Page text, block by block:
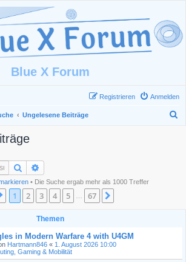
Blue X Forum
Anmelden
Registrieren
Ungelesene Beiträge
Suche
• Die Suche ergab mehr als 1000 Treffer
Seite 1von 67
1 2 3 4 5 67
Themen
in Modern Warfare 4 with U4GM
Hartmann846 « 1. August 2026 10:00
Gaming & Mobilität